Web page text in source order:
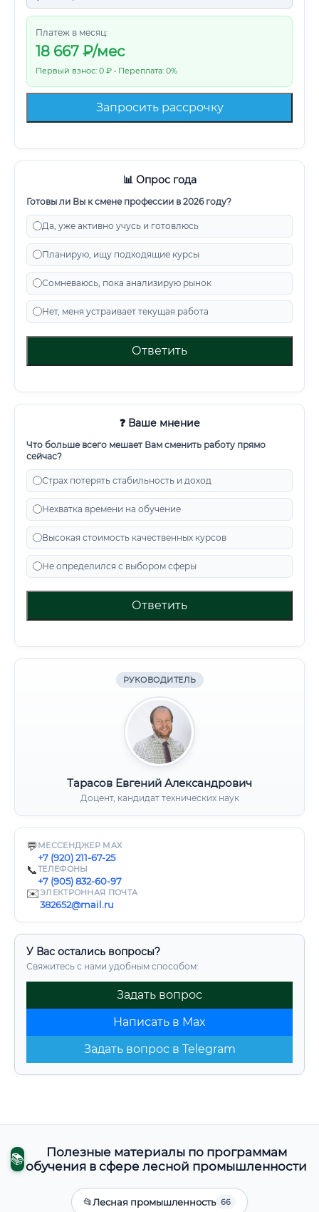
Платеж в месяц:
18 667 ₽/мес
Первый взнос: 0 ₽ • Переплата: 0%
Запросить рассрочку
📊 Опрос года
Готовы ли Вы к смене профессии в 2026 году?
Да, уже активно учусь и готовлюсь
Планирую, ищу подходящие курсы
Сомневаюсь, пока анализирую рынок
Нет, меня устраивает текущая работа
Ответить
❓ Ваше мнение
Что больше всего мешает Вам сменить работу прямо
сейчас?
Страх потерять стабильность и доход
Нехватка времени на обучение
Высокая стоимость качественных курсов
Не определился с выбором сферы
Ответить
РУКОВОДИТЕЛЬ
Тарасов Евгений Александрович
Доцент, кандидат технических наук
💬 МЕССЕНДЖЕР MAX
+7 (920) 211-67-25
📞ТЕЛЕФОНЫ
+7 (905) 832-60-97
✉️ЭЛЕКТРОННАЯ ПОЧТА
382652@mail.ru
У Вас остались вопросы?
Свяжитесь с нами удобным способом:
Задать вопрос
Написать в Max
Задать вопрос в Telegram
📚
Полезные материалы по программам
обучения в сфере лесной промышленности
📂Лесная промышленность 66